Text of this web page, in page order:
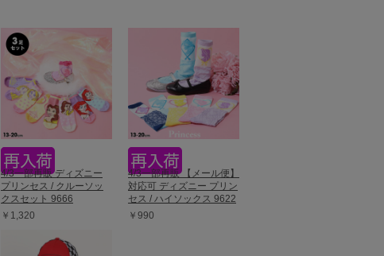
4/3一部再販 ディズニー
プリンセス / クルーソッ
クスセット 9666
￥1,320
4/3一部再販 【メール便】
対応可 ディズニー プリン
セス / ハイソックス 9622
￥990